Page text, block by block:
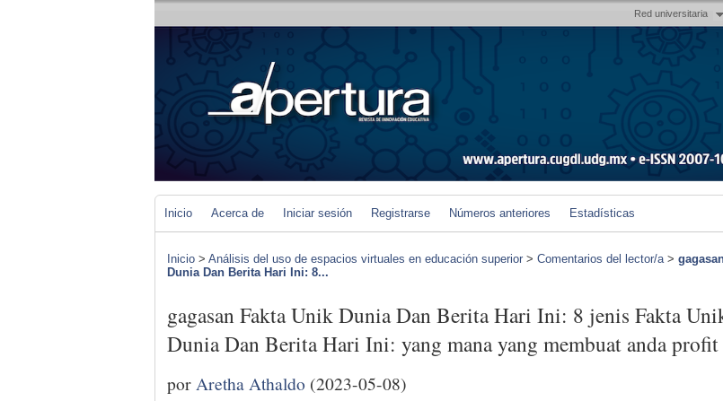
Red universitaria
Inicio Acerca de Iniciar sesión Registrarse Números anteriores Estadísticas
Inicio > Análisis del uso de espacios virtuales en educación superior > Comentarios del lector/a>
Dunia Dan Berita Hari Ini: 8...
gagasan Fakta Unik Dunia Dan Berita Hari Ini: 8 jenis Fakta
Dunia Dan Berita Hari Ini: yang mana yang membuat anda profit
por Aretha Athaldo (2023-05-08)